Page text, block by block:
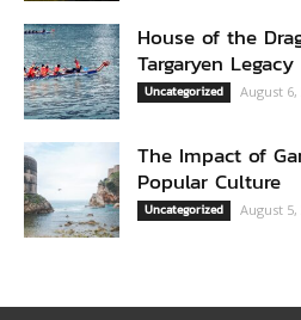
House of the
Targaryen Legacy
Uncategorized August 6,
The Impact of
Popular Culture
Uncategorized August 5,